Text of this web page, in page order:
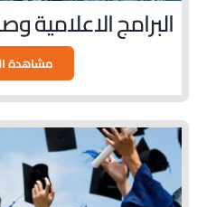
البرامج الاعلامية
مشاهدة